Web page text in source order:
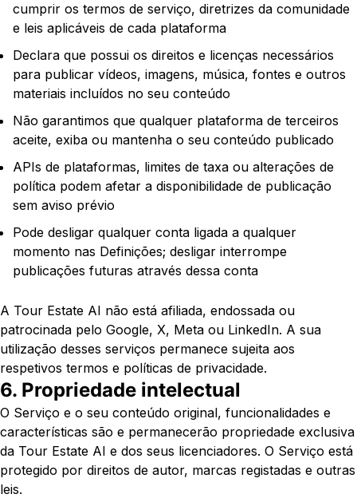
cumprir os termos de serviço, diretrizes da comunidade
e leis aplicáveis de cada plataforma
Declara que possui os direitos e licenças necessários
para publicar vídeos, imagens, música, fontes e outros
materiais incluídos no seu conteúdo
Não garantimos que qualquer plataforma de terceiros
aceite, exiba ou mantenha o seu conteúdo publicado
APIs de plataformas, limites de taxa ou alterações de
política podem afetar a disponibilidade de publicação
sem aviso prévio
Pode desligar qualquer conta ligada a qualquer
momento nas Definições; desligar interrompe
publicações futuras através dessa conta
A Tour Estate AI não está afiliada, endossada ou
patrocinada pelo Google, X, Meta ou LinkedIn. A sua
utilização desses serviços permanece sujeita aos
respetivos termos e políticas de privacidade.
6. Propriedade intelectual
O Serviço e o seu conteúdo original, funcionalidades e
características são e permanecerão propriedade exclusiva
da Tour Estate AI e dos seus licenciadores. O Serviço está
protegido por direitos de autor, marcas registadas e outras
leis.